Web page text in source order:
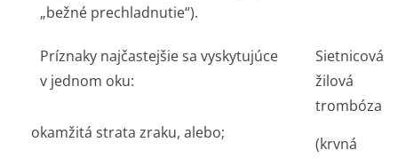
„bežné prechladnutie“).
Príznaky najčastejšie sa vyskytujúce
v jednom oku:
okamžitá strata zraku, alebo;
Sietnicová
žilová
trombóza
(krvná